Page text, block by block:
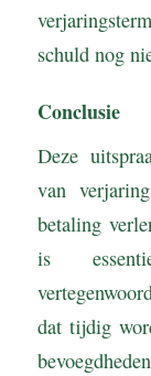
schuld nog
Conclusie
Deze
van
betaling
is
dat tijdig